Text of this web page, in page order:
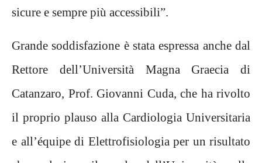
sicure e sempre più accessibili”.
Grande soddisfazione è stata espressa anche dal
Rettore dell’Università Magna Graecia di
Catanzaro, Prof. Giovanni Cuda, che ha rivolto
il proprio plauso alla Cardiologia Universitaria
e all’équipe di Elettrofisiologia per un risultato